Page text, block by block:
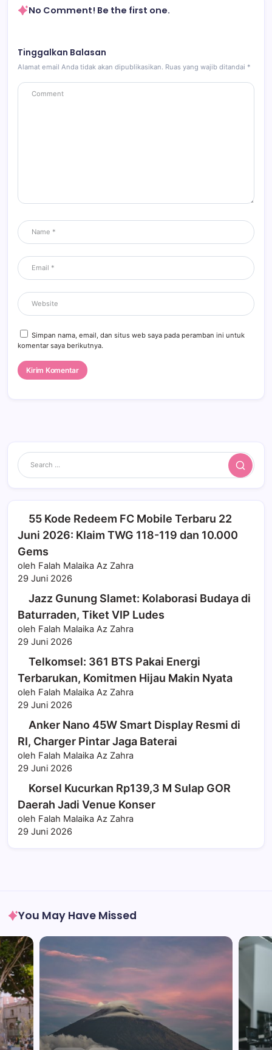
No Comment! Be the first one.
Tinggalkan Balasan
Alamat email Anda tidak akan dipublikasikan. Ruas yang wajib ditandai *
Simpan nama, email, dan situs web saya pada peramban ini untuk
komentar saya berikutnya.
Search
55 Kode Redeem FC Mobile Terbaru 22
Juni 2026: Klaim TWG 118-119 dan 10.000
Gems
oleh Falah Malaika Az Zahra
29 Juni 2026
Jazz Gunung Slamet: Kolaborasi Budaya di
Baturraden, Tiket VIP Ludes
oleh Falah Malaika Az Zahra
29 Juni 2026
Telkomsel: 361 BTS Pakai Energi
Terbarukan, Komitmen Hijau Makin Nyata
oleh Falah Malaika Az Zahra
29 Juni 2026
Anker Nano 45W Smart Display Resmi di
RI, Charger Pintar Jaga Baterai
oleh Falah Malaika Az Zahra
29 Juni 2026
Korsel Kucurkan Rp139,3 M Sulap GOR
Daerah Jadi Venue Konser
oleh Falah Malaika Az Zahra
29 Juni 2026
You May Have Missed